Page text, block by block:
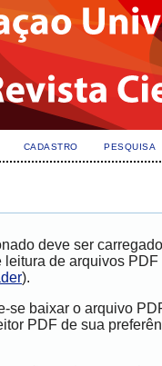
CADASTRO PESQUISA
deve ser
de arquivos
).
se baixar o arquivo
PDF de sua